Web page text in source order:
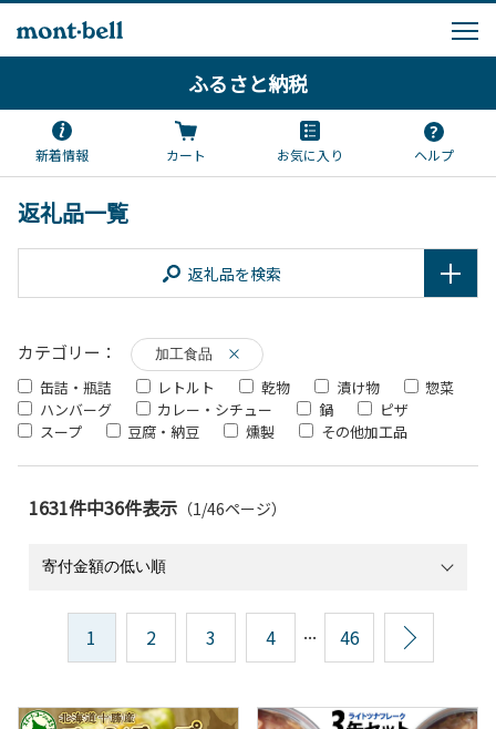
ふるさと納税
新着情報 カート お気に入り ヘルプ
返礼品一覧
返礼品を検索
カテゴリー： 加工食品
缶詰・瓶詰 レトルト 乾物 漬け物
惣菜
ハンバーグ
カレー・シチュー 鍋
ピザ
スープ
豆腐・納豆 燻製 その他加工品
1631件中36件表示 （1/46ページ）
1 2 3 4 ... 46